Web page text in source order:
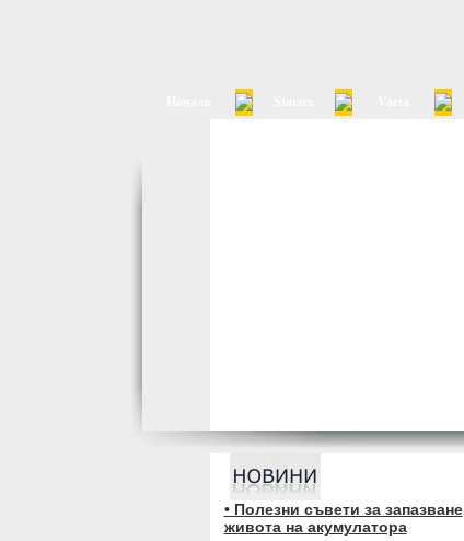
• Полезни съвети за запазване
живота на акумулатора